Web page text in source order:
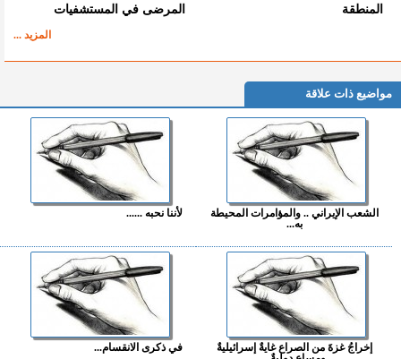
المنطقة
المرضى في المستشفيات
المزيد ...
مواضيع ذات علاقة
الشعب الإيراني .. والمؤامرات المحيطة
به...
لأننا نحبه ......
إخراجُ غزةَ من الصراع غايةٌ إسرائيليةٌ
في ذكرى الانقسام...